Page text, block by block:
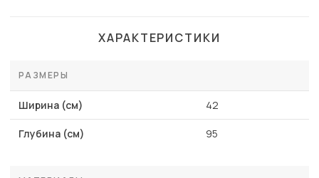
ХАРАКТЕРИСТИКИ
РАЗМЕРЫ
Ширина (см) 42
Глубина (см) 95